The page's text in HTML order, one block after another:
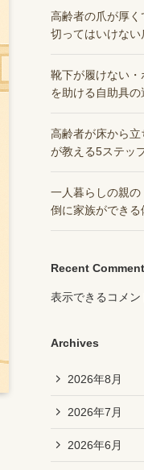
高齢者の爪が厚く
切ってはいけない
靴下が履けない・
を助ける自助具の
高齢者が床から
が教える5ステッ
一人暮らしの親
倒に家族ができる
Recent
表示できるコメン
Archives
2026年8月
2026年7月
2026年6月